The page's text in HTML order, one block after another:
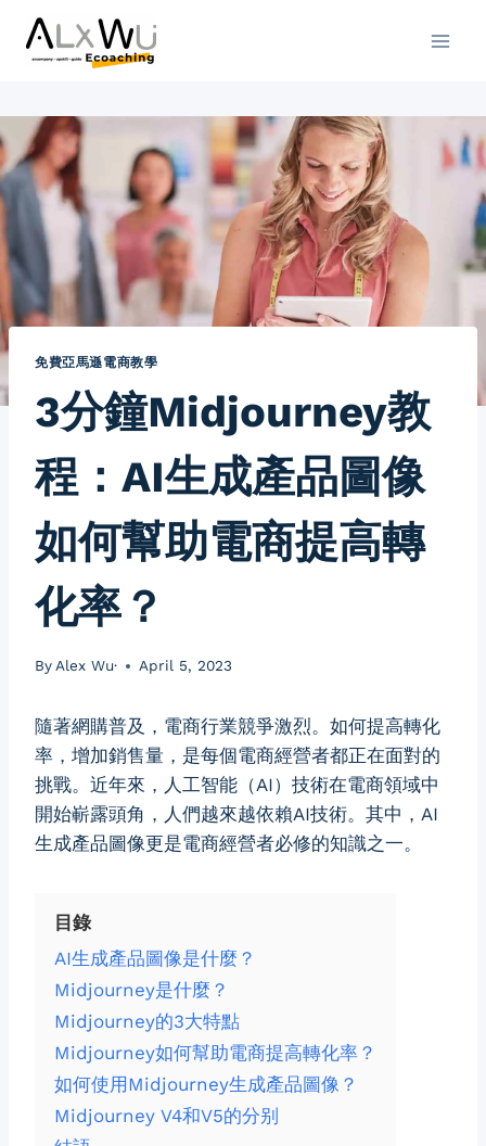
Skip
免費亞馬遜電商教學
3分鐘Midjourney教
程：AI生成產品圖像
如何幫助電商提高轉
化率？
By Alex Wu· April 5, 2023
隨著網購普及，電商行業競爭激烈。如何提高轉化
率，增加銷售量，是每個電商經營者都正在面對的
挑戰。近年來，人工智能（AI）技術在電商領域中
開始嶄露頭角，人們越來越依賴AI技術。其中，AI
生成產品圖像更是電商經營者必修的知識之一。
目錄
AI生成產品圖像是什麼？
Midjourney是什麼？
Midjourney的3大特點
Midjourney如何幫助電商提高轉化率？
如何使用Midjourney生成產品圖像？
Midjourney V4和V5的分别